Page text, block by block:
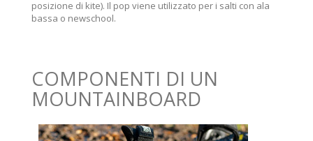
posizione di kite). Il pop viene utilizzato per i salti con ala
bassa o newschool.
COMPONENTI DI UN
MOUNTAINBOARD